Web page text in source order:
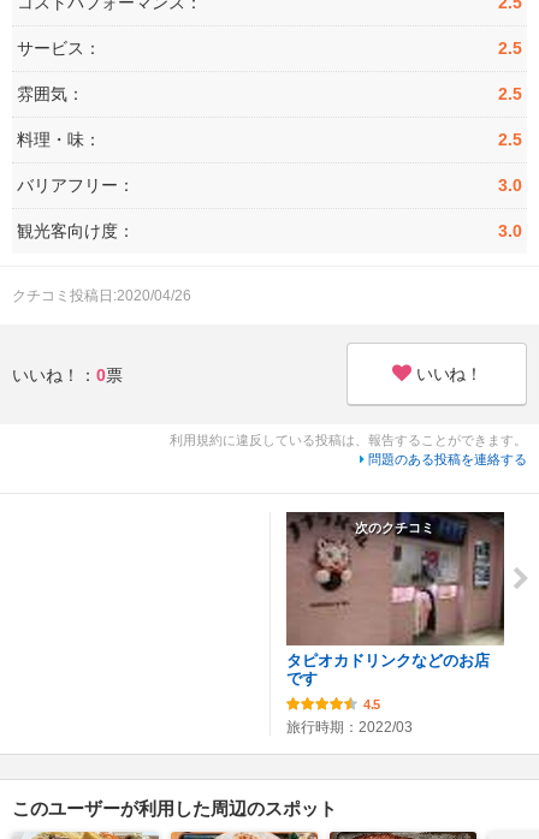
サービス： 2.5
雰囲気： 2.5
料理・味： 2.5
バリアフリー： 3.0
観光客向け度： 3.0
クチコミ投稿日:2020/04/26
いいね！： 0票 いいね！
利用規約に違反している投稿は、報告することができます。
問題のある投稿を連絡する
次のクチコミ
タピオカドリンクなどのお店
です
4.5
旅行時期：2022/03
このユーザーが利用した周辺のスポット